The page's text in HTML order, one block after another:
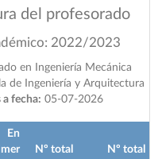
del profesorado
2022/2023
en Ingeniería Mecánica
de Ingeniería y Arquitectura
a fecha: 05-07-2026
En
Nº total
Nº total